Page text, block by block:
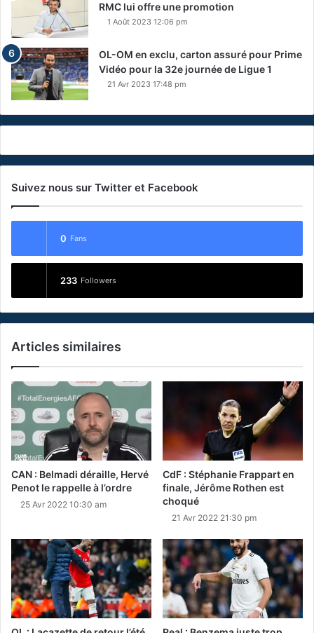
RMC lui offre une promotion
1 Août 2023 12:06 pm
OL-OM en exclu, carton assuré pour Prime
Vidéo pour la 32e journée de Ligue 1
21 Avr 2023 17:48 pm
Suivez nous sur Twitter et Facebook
0 Fans
233 Followers
Articles similaires
CAN : Belmadi déraille, Hervé
Penot le rappelle à l’ordre
25 Avr 2022 10:30 am
CdF : Stéphanie Frappart en
finale, Jérôme Rothen est
choqué
21 Avr 2022 21:30 pm